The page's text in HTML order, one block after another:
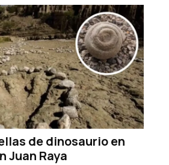
de dinosaurio en
Juan Raya